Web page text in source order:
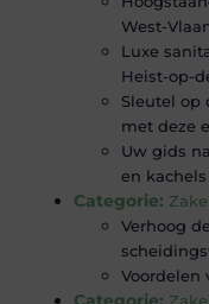
West-
Luxe
Heist-op-
Sleutel op
met deze
Uw gids
en kachels
Categorie:
Verhoog
Voordelen